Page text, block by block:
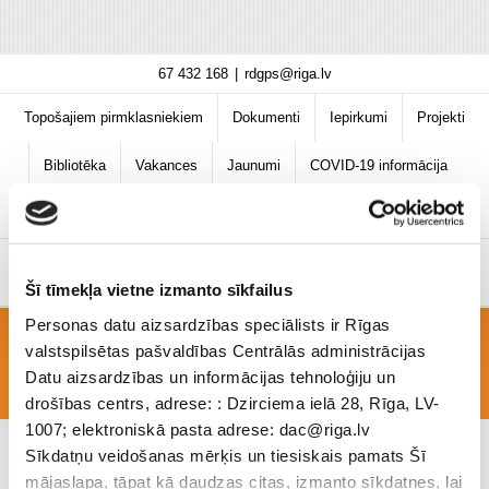
Šī tīmekļa vietne izmanto sīkfailus
Personas datu aizsardzības speciālists ir Rīgas
valstspilsētas pašvaldības Centrālās administrācijas
Datu aizsardzības un informācijas tehnoloģiju un
drošības centrs, adrese: : Dzirciema ielā 28, Rīga, LV-
1007; elektroniskā pasta adrese: dac@riga.lv
Sīkdatņu veidošanas mērķis un tiesiskais pamats Šī
mājaslapa, tāpat kā daudzas citas, izmanto sīkdatnes, lai
content
67 432 168 rdgps@riga.lv
Topošajiem pirmklasniekiem Dokumenti Iepirkumi Projekti
Bibliotēka Vakances Jaunumi COVID-19 informācija
Foto2